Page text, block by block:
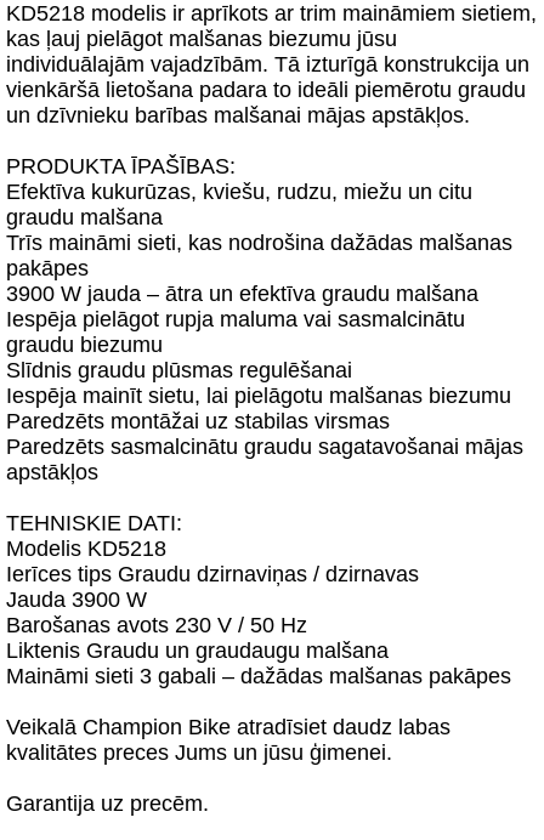
KD5218 modelis ir aprīkots ar trim maināmiem sietiem,
kas ļauj pielāgot malšanas biezumu jūsu
individuālajām vajadzībām. Tā izturīgā konstrukcija un
vienkāršā lietošana padara to ideāli piemērotu graudu
un dzīvnieku barības malšanai mājas apstākļos.
PRODUKTA ĪPAŠĪBAS:
Efektīva kukurūzas, kviešu, rudzu, miežu un citu
graudu malšana
Trīs maināmi sieti, kas nodrošina dažādas malšanas
pakāpes
3900 W jauda – ātra un efektīva graudu malšana
Iespēja pielāgot rupja maluma vai sasmalcinātu
graudu biezumu
Slīdnis graudu plūsmas regulēšanai
Iespēja mainīt sietu, lai pielāgotu malšanas biezumu
Paredzēts montāžai uz stabilas virsmas
Paredzēts sasmalcinātu graudu sagatavošanai mājas
apstākļos
TEHNISKIE DATI:
Modelis KD5218
Ierīces tips Graudu dzirnaviņas / dzirnavas
Jauda 3900 W
Barošanas avots 230 V / 50 Hz
Liktenis Graudu un graudaugu malšana
Maināmi sieti 3 gabali – dažādas malšanas pakāpes
Veikalā Champion Bike atradīsiet daudz labas
kvalitātes preces Jums un jūsu ģimenei.
Garantija uz precēm.